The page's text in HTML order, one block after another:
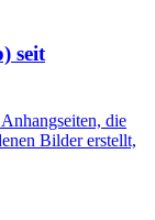
seit
die
Bilder erstellt,